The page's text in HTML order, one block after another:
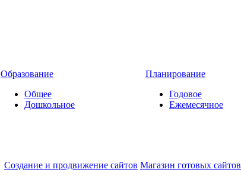
Образование
Общее
Дошкольное
Планирование
Годовое
Ежемесячное
Создание и продвижение сайтов Магазин готовых сайтов